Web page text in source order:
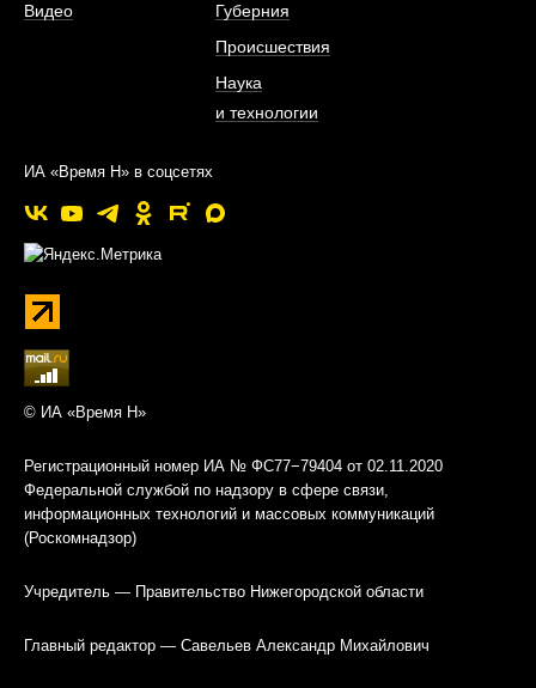
Видео
Губерния
Происшествия
Наука
и технологии
ИА «Время Н» в соцсетях
© ИА «Время Н»
Регистрационный номер ИА № ФС77−79404 от 02.11.2020
Федеральной службой по надзору в сфере связи,
информационных технологий и массовых коммуникаций
(Роскомнадзор)
Учредитель — Правительство Нижегородской области
Главный редактор — Савельев Александр Михайлович